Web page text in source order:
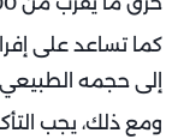
كما تساعد على
إلى حجمه
ومع ذلك، يجب